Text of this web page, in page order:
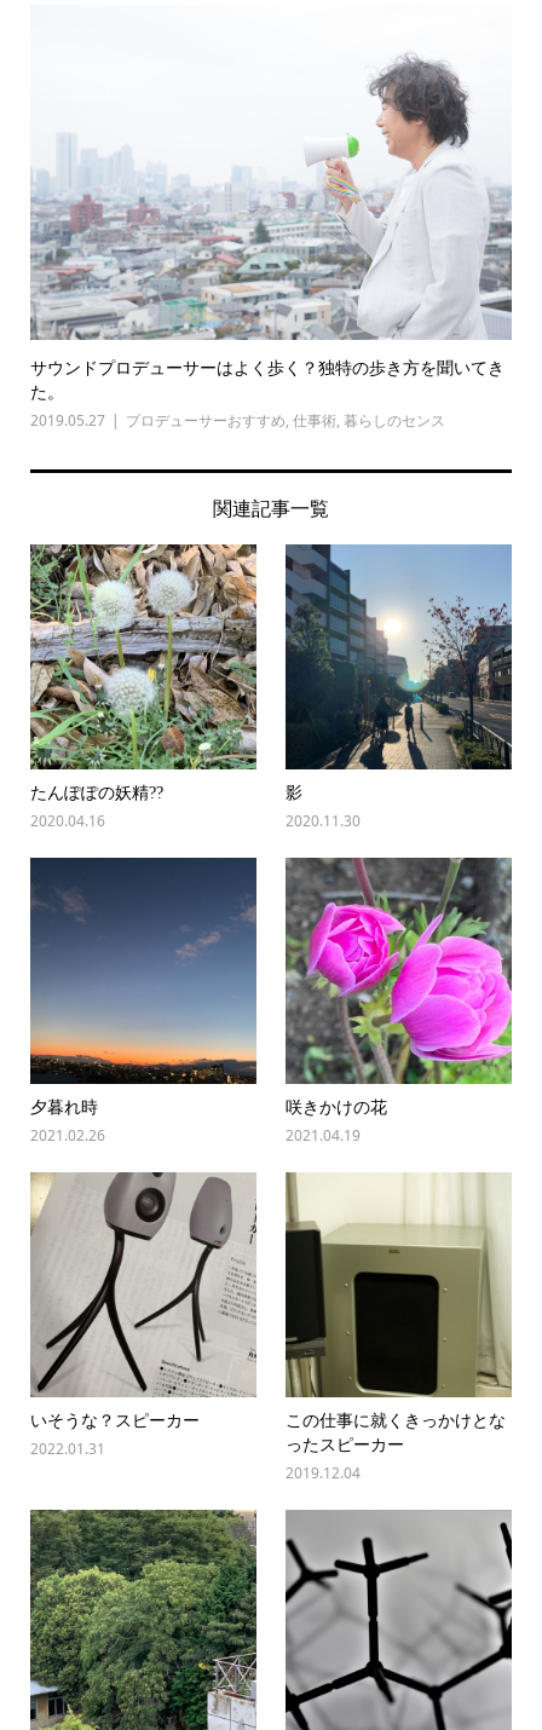
サウンドプロデューサーはよく歩く？独特の歩き方を聞いてき
た。
2019.05.27 プロデューサーおすすめ, 仕事術, 暮らしのセンス
関連記事一覧
たんぽぽの妖精??
2020.04.16
影
2020.11.30
夕暮れ時
2021.02.26
咲きかけの花
2021.04.19
いそうな？スピーカー
2022.01.31
この仕事に就くきっかけとな
ったスピーカー
2019.12.04